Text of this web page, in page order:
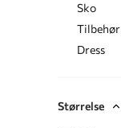
Sko
Tilbehør
Dress
Størrelse